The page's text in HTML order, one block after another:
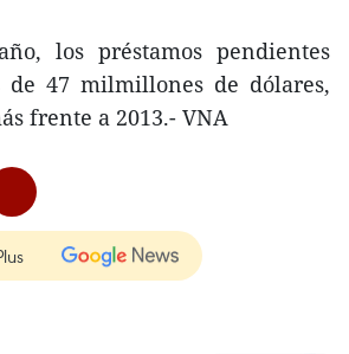
los préstamos pendientes
de 47 milmillones de dólares,
frente a 2013.- VNA